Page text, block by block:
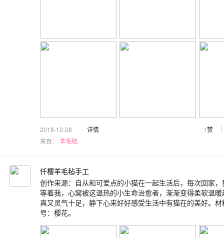
2018-12-28 详情 1赞
来自： 羊毛毡
仟樱羊毛毡手工
创作来源：自从和可爱点的小猫在一起生活后，每次回家
等着我，心窝被这温热的小生命治愈者，渐渐变得柔软温
真又灵气十足，静下心来好好感受生活中有猫在的美好。
号：樱花。